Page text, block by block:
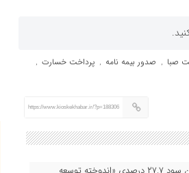
صبا , صدور بیمه نامه , پرداخت خسارت ,
https://www.kioskekhabar.ir/?p=188306